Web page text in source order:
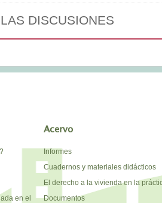
DISCUSIONES
en el
Acervo
Informes
Cuadernos y materiales didácticos
El derecho a la vivienda en la
Documentos